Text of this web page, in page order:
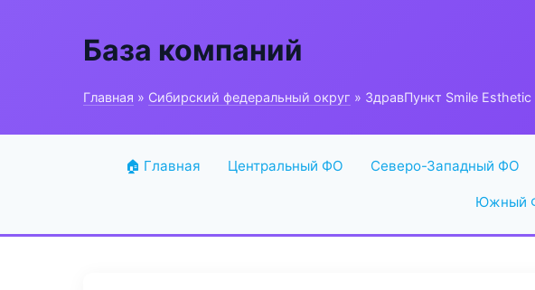
База компаний
Главная » Сибирский федеральный округ » ЗдравПункт Smile Esthetic
🏠 Главная Центральный ФО Северо-Западный ФО
Южный